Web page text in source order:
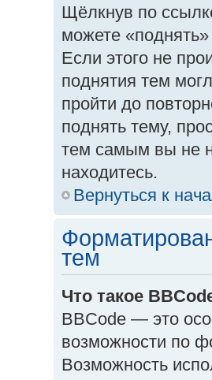
Щёлкнув по
можете
Если этого не
поднятия тем
пройти до
поднять тему,
тем самым вы не
находитесь.
Вернуться к
тем
Что такое
BBCode — это
возможности по
Возможность